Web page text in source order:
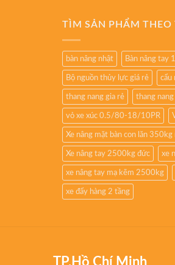
TÌM SẢN PHẨM THEO
bàn nâng nhật Bàn nâng tay
Bộ nguồn thủy lực giá rẻ cẩu
thang nang gia rẻ thang
vỏ xe xúc 0.5/80-18/10PR
Xe nâng mặt bàn con lăn
Xe nâng tay 2500kg đức xe
xe nâng tay mạ kẽm 2500kg
xe đẩy hàng 2 tầng
TP.Hồ Chí Minh